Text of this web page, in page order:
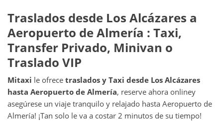
Traslados desde Los Alcázares a
Aeropuerto de Almería : Taxi,
Transfer Privado, Minivan o
Traslado VIP
Mitaxi le ofrece traslados y Taxi desde Los Alcázares
hasta Aeropuerto de Almería, reserve ahora onliney
asegúrese un viaje tranquilo y relajado hasta Aeropuerto de
Almería! ¡Tan solo le va a costar 2 minutos de su tiempo!